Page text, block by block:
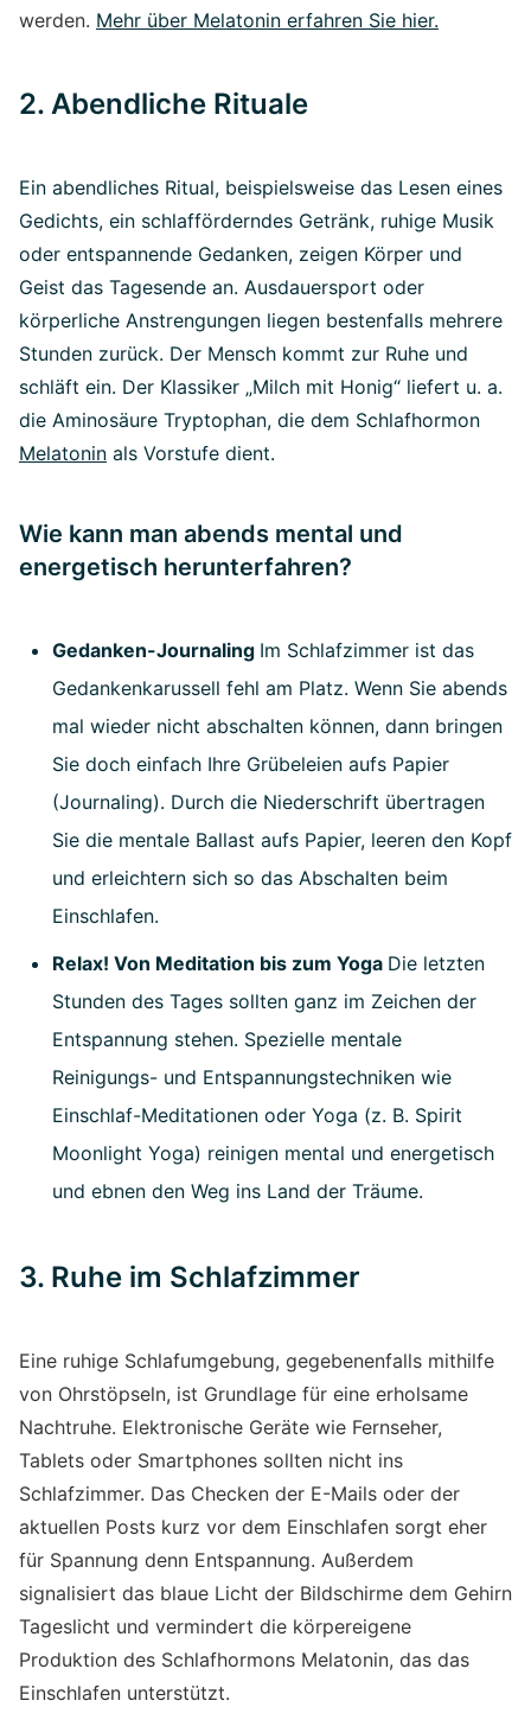
werden. Mehr über Melatonin erfahren Sie hier.
2. Abendliche Rituale
Ein abendliches Ritual, beispielsweise das Lesen eines
Gedichts, ein schlafförderndes Getränk, ruhige Musik
oder entspannende Gedanken, zeigen Körper und
Geist das Tagesende an. Ausdauersport oder
körperliche Anstrengungen liegen bestenfalls mehrere
Stunden zurück. Der Mensch kommt zur Ruhe und
schläft ein. Der Klassiker „Milch mit Honig“ liefert u. a.
die Aminosäure Tryptophan, die dem Schlafhormon
Melatonin als Vorstufe dient.
Wie kann man abends mental und
energetisch herunterfahren?
Gedanken-Journaling Im Schlafzimmer ist das
Gedankenkarussell fehl am Platz. Wenn Sie abends
mal wieder nicht abschalten können, dann bringen
Sie doch einfach Ihre Grübeleien aufs Papier
(Journaling). Durch die Niederschrift übertragen
Sie die mentale Ballast aufs Papier, leeren den Kopf
und erleichtern sich so das Abschalten beim
Einschlafen.
Relax! Von Meditation bis zum Yoga Die letzten
Stunden des Tages sollten ganz im Zeichen der
Entspannung stehen. Spezielle mentale
Reinigungs- und Entspannungstechniken wie
Einschlaf-Meditationen oder Yoga (z. B. Spirit
Moonlight Yoga) reinigen mental und energetisch
und ebnen den Weg ins Land der Träume.
3. Ruhe im Schlafzimmer
Eine ruhige Schlafumgebung, gegebenenfalls mithilfe
von Ohrstöpseln, ist Grundlage für eine erholsame
Nachtruhe. Elektronische Geräte wie Fernseher,
Tablets oder Smartphones sollten nicht ins
Schlafzimmer. Das Checken der E-Mails oder der
aktuellen Posts kurz vor dem Einschlafen sorgt eher
für Spannung denn Entspannung. Außerdem
signalisiert das blaue Licht der Bildschirme dem Gehirn
Tageslicht und vermindert die körpereigene
Produktion des Schlafhormons Melatonin, das das
Einschlafen unterstützt.